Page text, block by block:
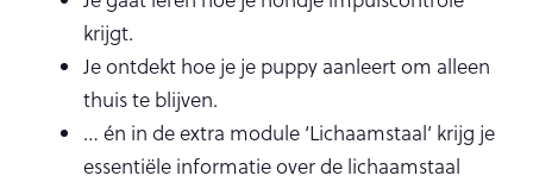
krijgt.
Je ontdekt hoe je je puppy aanleert om alleen
thuis te blijven.
… én in de extra module ‘Lichaamstaal’ krijg je
essentiële informatie over de lichaamstaal